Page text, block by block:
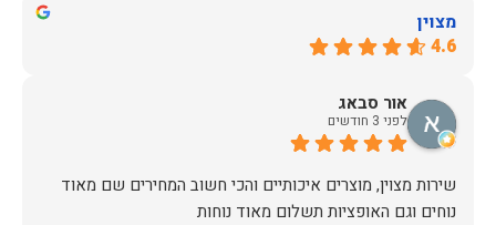
מצוין
4.6
אור סבאג
לפני 3 חודשים
שירות מצוין, מוצרים איכותיים והכי חשוב המחירים שם מאוד